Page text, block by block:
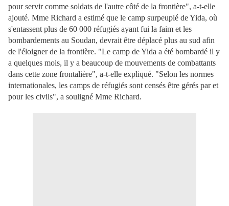
pour servir comme soldats de l'autre côté de la frontière", a-t-elle
ajouté. Mme Richard a estimé que le camp surpeuplé de Yida, où
s'entassent plus de 60 000 réfugiés ayant fui la faim et les
bombardements au Soudan, devrait être déplacé plus au sud afin
de l'éloigner de la frontière. "Le camp de Yida a été bombardé il y
a quelques mois, il y a beaucoup de mouvements de combattants
dans cette zone frontalière", a-t-elle expliqué. "Selon les normes
internationales, les camps de réfugiés sont censés être gérés par et
pour les civils", a souligné Mme Richard.